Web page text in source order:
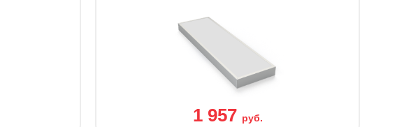
1 957 руб.